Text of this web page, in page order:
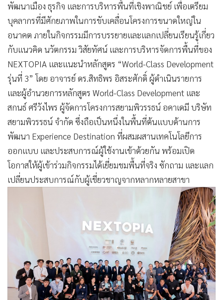
พัฒนาเมือง ธุรกิจ และการบริหารพื้นที่เชิงพาณิชย์ เพื่อเตรียม
บุคลากรที่มีศักยภาพในการขับเคลื่อนโครงการขนาดใหญ่ใน
อนาคต ภายในกิจกรรมมีการบรรยายและแลกเปลี่ยนเรียนรู้เกี่ยว
กับแนวคิด นวัตกรรม วิสัยทัศน์ และการบริหารจัดการพื้นที่ของ
NEXTOPIA และแนะนำหลักสูตร “World-Class Development
รุ่นที่ 3” โดย อาจารย์ ดร.สิทธิพร อิสระศักดิ์ ผู้ดำเนินรายการ
และผู้อำนวยการหลักสูตร World-Class Development และ
สกนธ์ ศรีวังไพร ผู้จัดการโครงการสยามพิวรรธน์ อคาเดมี บริษัท
สยามพิวรรธน์ จำกัด ซึ่งถือเป็นหนึ่งในพื้นที่ต้นแบบด้านการ
พัฒนา Experience Destination ที่ผสมผสานเทคโนโลยีการ
ออกแบบ และประสบการณ์ผู้ใช้งานเข้าด้วยกัน พร้อมเปิด
โอกาสให้ผู้เข้าร่วมกิจกรรมได้เยี่ยมชมพื้นที่จริง ซักถาม และแลก
เปลี่ยนประสบการณ์กับผู้เชี่ยวชาญจากหลากหลายสาขา